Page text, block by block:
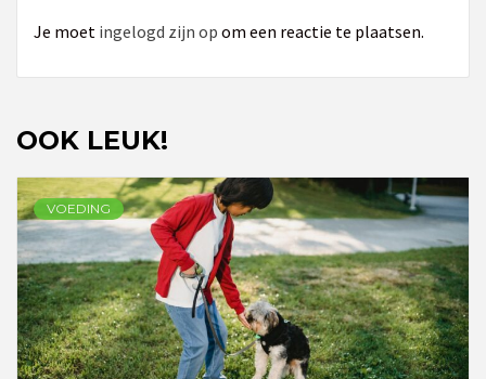
Je moet ingelogd zijn op om een reactie te plaatsen.
OOK LEUK!
VOEDING